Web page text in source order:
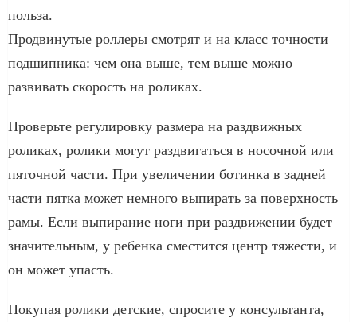
польза.
Продвинутые роллеры смотрят и на класс точности
подшипника: чем она выше, тем выше можно
развивать скорость на роликах.
Проверьте регулировку размера на раздвижных
роликах, ролики могут раздвигаться в носочной или
пяточной части. При увеличении ботинка в задней
части пятка может немного выпирать за поверхность
рамы. Если выпирание ноги при раздвижении будет
значительным, у ребенка сместится центр тяжести, и
он может упасть.
Покупая ролики детские, спросите у консультанта,